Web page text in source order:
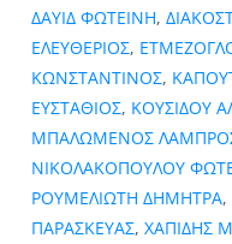
ΔΑΥΙΔ ΦΩΤΕΙΝΗ,
ΕΛΕΥΘΕΡΙΟΣ,
ΚΩΝΣΤΑΝΤΙΝΟΣ,
ΕΥΣΤΑΘΙΟΣ, ΚΟΥΣΙΔΟΥ
ΜΠΑΛΩΜΕΝΟΣ
ΝΙΚΟΛΑΚΟΠΟΥΛΟΥ
ΡΟΥΜΕΛΙΩΤΗ ΔΗΜΗΤΡΑ,
ΠΑΡΑΣΚΕΥΑΣ, ΧΑΠΙΔΗΣ